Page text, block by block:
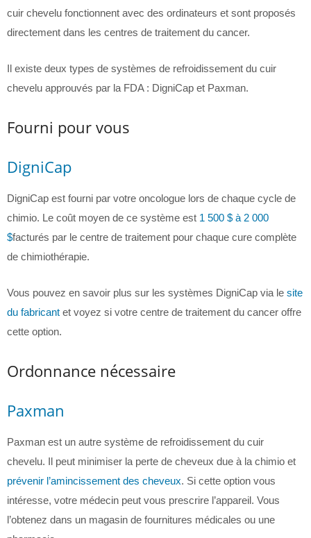
cuir chevelu fonctionnent avec des ordinateurs et sont proposés
directement dans les centres de traitement du cancer.
Il existe deux types de systèmes de refroidissement du cuir
chevelu approuvés par la FDA : DigniCap et Paxman.
Fourni pour vous
DigniCap
DigniCap est fourni par votre oncologue lors de chaque cycle de
chimio. Le coût moyen de ce système est 1 500 $ à 2 000
$facturés par le centre de traitement pour chaque cure complète
de chimiothérapie.
Vous pouvez en savoir plus sur les systèmes DigniCap via le site
du fabricant et voyez si votre centre de traitement du cancer offre
cette option.
Ordonnance nécessaire
Paxman
Paxman est un autre système de refroidissement du cuir
chevelu. Il peut minimiser la perte de cheveux due à la chimio et
prévenir l’amincissement des cheveux. Si cette option vous
intéresse, votre médecin peut vous prescrire l’appareil. Vous
l’obtenez dans un magasin de fournitures médicales ou une